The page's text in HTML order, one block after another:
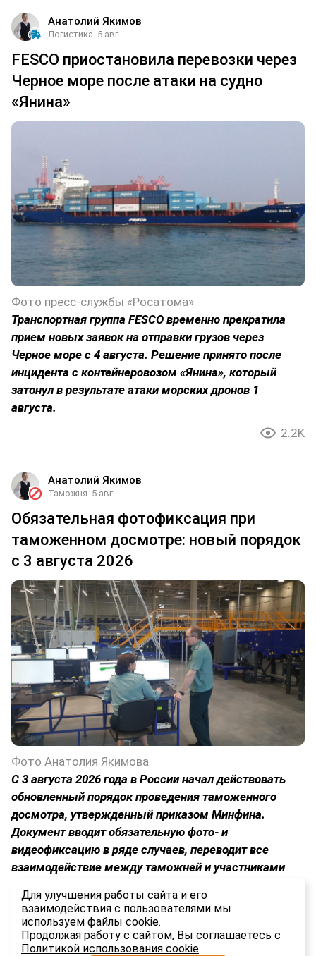
Анатолий Якимов
Логистика 5 авг
FESCO приостановила перевозки через
Черное море после атаки на судно
«Янина»
Фото пресс-службы «Росатома»
Транспортная группа FESCO временно прекратила
прием новых заявок на отправки грузов через
Черное море с 4 августа. Решение принято после
инцидента с контейнеровозом «Янина», который
затонул в результате атаки морских дронов 1
августа.
2.2K
Анатолий Якимов
Таможня 5 авг
Обязательная фотофиксация при
таможенном досмотре: новый порядок
с 3 августа 2026
Фото Анатолия Якимова
С 3 августа 2026 года в России начал действовать
обновленный порядок проведения таможенного
досмотра, утвержденный приказом Минфина.
Документ вводит обязательную фото- и
видеофиксацию в ряде случаев, переводит все
взаимодействие между таможней и участниками
временные рамки для каждого этапа процедуры.
Для улучшения работы сайта и его
взаимодействия с пользователями мы
используем файлы cookie.
Продолжая работу с сайтом, Вы соглашаетесь с
Политикой использования cookie.